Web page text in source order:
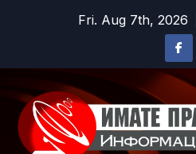
Fri. Aug 7th, 2026